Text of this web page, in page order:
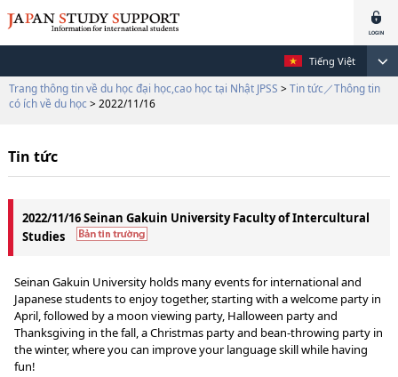
Tiếng Việt
Trang thông tin về du học đại học,cao học tại Nhật JPSS > Tin tức／Thông tin
có ích về du học > 2022/11/16
Tin tức
2022/11/16 Seinan Gakuin University Faculty of Intercultural
Studies
Seinan Gakuin University holds many events for international and
Japanese students to enjoy together, starting with a welcome party in
April, followed by a moon viewing party, Halloween party and
Thanksgiving in the fall, a Christmas party and bean-throwing party in
the winter, where you can improve your language skill while having
fun!